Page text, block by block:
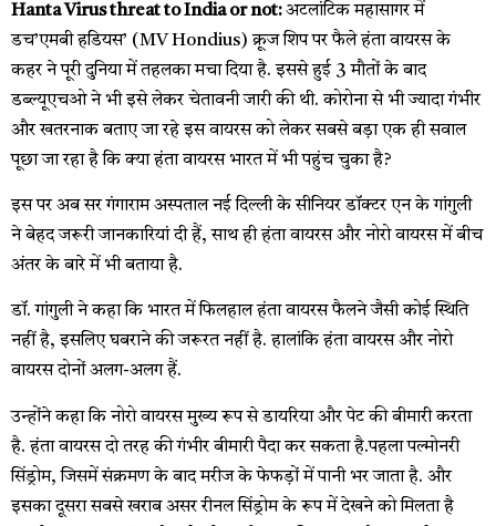
Hanta Virus threat to India or not:अटलांटिक महासागर में
डच’एमबी हडियस’ (MV Hondius) क्रूज शिप पर फैले हंता वायरस के
कहर ने पूरी दुनिया में तहलका मचा दिया है. इससे हुई 3 मौतों के बाद
डब्ल्यूएचओ ने भी इसे लेकर चेतावनी जारी की थी. कोरोना से भी ज्यादा गंभीर
और खतरनाक बताए जा रहे इस वायरस को लेकर सबसे बड़ा एक ही सवाल
पूछा जा रहा है कि क्या हंता वायरस भारत में भी पहुंच चुका है?
इस पर अब सर गंगाराम अस्पताल नई दिल्ली के सीनियर डॉक्टर एन के गांगुली
ने बेहद जरूरी जानकारियां दी हैं, साथ ही हंता वायरस और नोरो वायरस में बीच
अंतर के बारे में भी बताया है.
डॉ. गांगुली ने कहा कि भारत में फिलहाल हंता वायरस फैलने जैसी कोई स्थिति
नहीं है, इसलिए घबराने की जरूरत नहीं है. हालांकि हंता वायरस और नोरो
वायरस दोनों अलग-अलग हैं.
उन्होंने कहा कि नोरो वायरस मुख्य रूप से डायरिया और पेट की बीमारी करता
है. हंता वायरस दो तरह की गंभीर बीमारी पैदा कर सकता है.पहला पल्मोनरी
सिंड्रोम, जिसमें संक्रमण के बाद मरीज के फेफड़ों में पानी भर जाता है. और
इसका दूसरा सबसे खराब असर रीनल सिंड्रोम के रूप में देखने को मिलता है